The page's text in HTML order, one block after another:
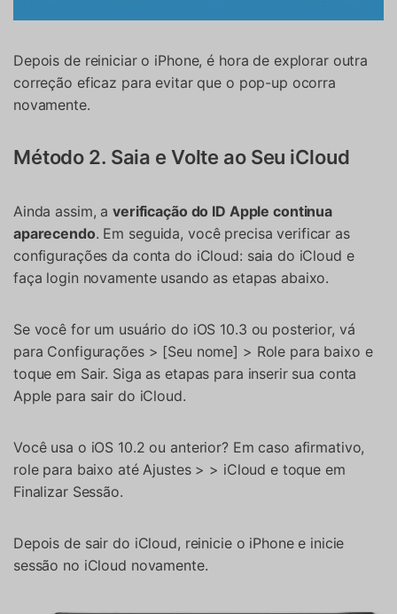
Depois de reiniciar o iPhone, é hora de explorar outra
correção eficaz para evitar que o pop-up ocorra
novamente.
Método 2. Saia e Volte ao Seu iCloud
Ainda assim, averificação do ID Apple continua
aparecendo. Em seguida, você precisa verificar as
configurações da conta do iCloud: saia do iCloud e
faça login novamente usando as etapas abaixo.
Se você for um usuário do iOS 10.3 ou posterior, vá
para Configurações > [Seu nome] > Role para baixo e
toque em Sair. Siga as etapas para inserir sua conta
Apple para sair do iCloud.
Você usa o iOS 10.2 ou anterior? Em caso afirmativo,
role para baixo até Ajustes > > iCloud e toque em
Finalizar Sessão.
Depois de sair do iCloud, reinicie o iPhone e inicie
sessão no iCloud novamente.